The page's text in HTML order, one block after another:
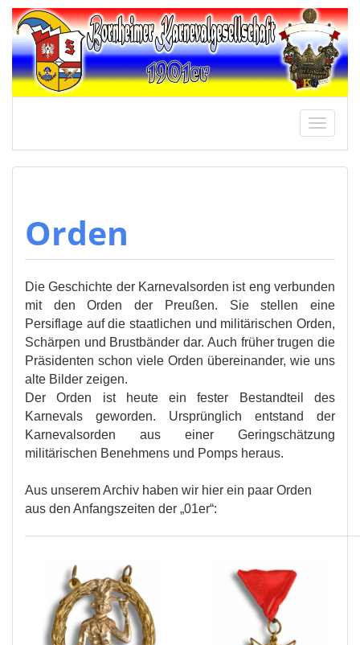
Springe
zum
Inhalt
Schalte
Orden
Die Geschichte der Karnevalsorden ist eng verbunden
mit den Orden der Preußen. Sie stellen eine
Persiflage auf die staatlichen und militärischen Orden,
Schärpen und Brustbänder dar. Auch früher trugen die
Präsidenten schon viele Orden übereinander, wie uns
alte Bilder zeigen.
Der Orden ist heute ein fester Bestandteil des
Karnevals geworden. Ursprünglich entstand der
Karnevalsorden aus einer Geringschätzung
militärischen Benehmens und Pomps heraus.
Aus unserem Archiv haben wir hier ein paar Orden
aus den Anfangszeiten der „01er“: